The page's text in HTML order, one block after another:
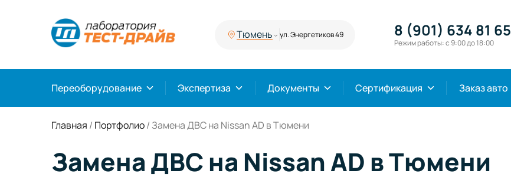
Тюмень ул. Энергетиков 49 8 (901) 634 81 65
Режим работы: с 9:00 до 18:00
Переоборудование Экспертиза Документы Сертификация Заказ авто
Главная / Портфолио/ Замена ДВС на Nissan AD в Тюмени
Замена ДВС на Nissan AD в Тюмени